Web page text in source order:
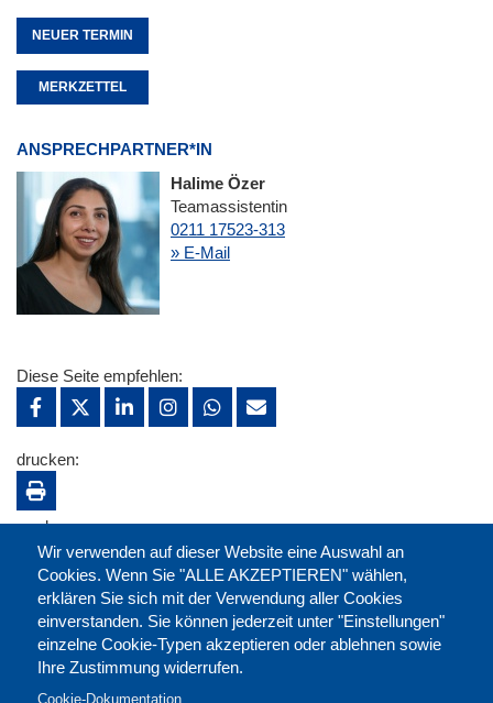
NEUER TERMIN
MERKZETTEL
ANSPRECHPARTNER*IN
Halime Özer
Teamassistentin
0211 17523-313
» E-Mail
Wir verwenden auf dieser Website eine Auswahl an
Cookies. Wenn Sie "ALLE AKZEPTIEREN" wählen,
erklären Sie sich mit der Verwendung aller Cookies
einverstanden. Sie können jederzeit unter "Einstellungen"
einzelne Cookie-Typen akzeptieren oder ablehnen sowie
Ihre Zustimmung widerrufen.
Cookie-Dokumentation
Diese Seite empfehlen:
drucken:
merken: